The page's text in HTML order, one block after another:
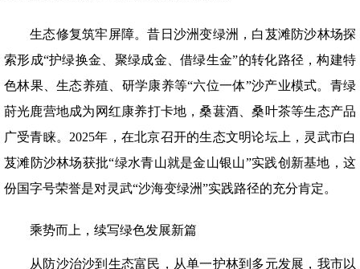
生态修复筑牢屏障。昔日沙洲变绿洲，白芨滩防沙林场探
索形成“护绿换金、聚绿成金、借绿生金”的转化路径，构建特
色林果、生态养殖、研学康养等“六位一体”沙产业模式。青绿
莳光鹿营地成为网红康养打卡地，桑葚酒、桑叶茶等生态产品
广受青睐。2025年，在北京召开的生态文明论坛上，灵武市白
芨滩防沙林场获批“绿水青山就是金山银山”实践创新基地，这
份国字号荣誉是对灵武“沙海变绿洲”实践路径的充分肯定。
乘势而上，续写绿色发展新篇
从防沙治沙到生态富民，从单一护林到多元发展，我市以